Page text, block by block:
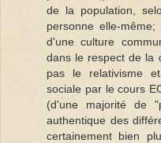
de la population,
personne elle-
d'une culture
dans le respect de la
pas le relativisme
sociale par le cours
(d'une majorité de
authentique des
certainement bien